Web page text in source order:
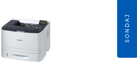
SONDAJ